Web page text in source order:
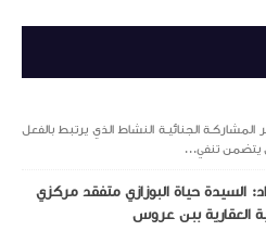
الجنائيـة النشاط الذي يرتبط بالفعل
يتضمن تنفي...
السيدة حياة البوزازي متفقد مركزي
العقارية ببن عروس